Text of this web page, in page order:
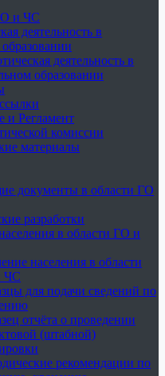
и ЧС
деятельность в
деятельность в
образовании
и Регламент
комиссии
материалы
документы в области ГО
разработки
в области ГО и
населения в области
ЧС
для подачи сведений по
отчёта о проведении
(штабной)
рекомендации по